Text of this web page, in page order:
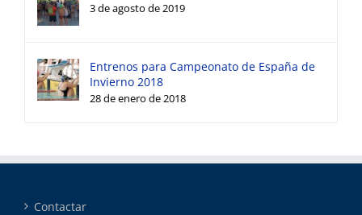
3 de agosto de 2019
Entrenos para Campeonato de España de
Invierno 2018
28 de enero de 2018
Contactar